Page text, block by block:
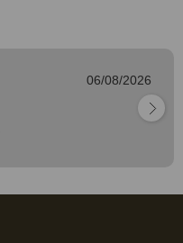
06/08/2026